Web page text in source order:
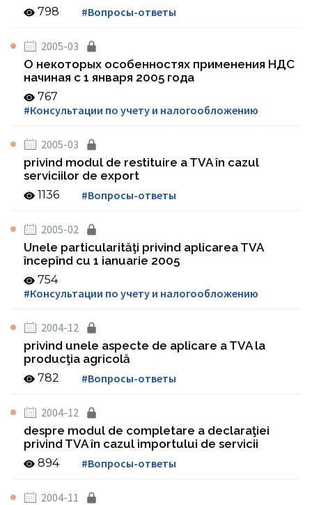
798 #Вопросы-ответы
2005-03
О некоторых особенностях применения НДС
начиная с 1 января 2005 года
767
#Консультации по учету и налогообложению
2005-03
privind modul de restituire a TVA în cazul
serviciilor de export
1136 #Вопросы-ответы
2005-02
Unele particularităţi privind aplicarea TVA
începînd cu 1 ianuarie 2005
754
#Консультации по учету и налогообложению
2004-12
privind unele aspecte de aplicare a TVA la
producţia agricolă
782 #Вопросы-ответы
2004-12
despre modul de completare a declaraţiei
privind TVA în cazul importului de servicii
894 #Вопросы-ответы
2004-11